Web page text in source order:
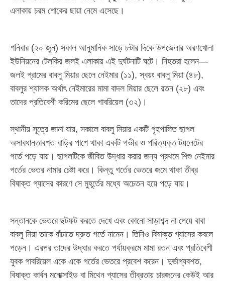
এলাকায় চরম শোকের ছায়া নেমে এসেছে।
​শনিবার (২০ জুন) সকাল আনুমানিক সাড়ে ৮টার দিকে উপজেলার অরণখোলা
ইউনিয়নের টেলকির জলই এলাকায় এই দুর্ঘটনাটি ঘটে। নিহতরা হলেন—
জলই গ্রামের বাবলু মিয়ার ছেলে নেইমার (১১), স্বয়ং বাবলু মিয়া (৪৮),
বাবলুর শ্যালক অর্থাৎ নেইমারের মামা বাদল মিয়ার ছেলে রতন (২৮) এবং
তাদের প্রতিবেশী করিমের ছেলে গাবরিয়েল (৩২)।
​স্থানীয় সূত্রে জানা যায়, সকালে বাবলু মিয়ার একটি গৃহপালিত ছাগল
অসাবধানতাবশত বাড়ির পাশে থাকা একটি গভীর ও পরিত্যক্ত টয়লেটের
গর্তে পড়ে যায়। ছাগলটিকে জীবিত উদ্ধার করার জন্য প্রথমে শিশু নেইমার
গর্তের ভেতর নামার চেষ্টা করে। কিন্তু গর্তের ভেতরে জমে থাকা তীব্র
বিষাক্ত গ্যাসের কারণে সে মুহূর্তের মধ্যে অচেতন হয়ে পড়ে যায়।
​সন্তানকে ভেতরে ছটফট করতে দেখে এবং কোনো সাড়াশব্দ না পেয়ে বাবা
বাবলু মিয়া তাকে বাঁচাতে দ্রুত গর্তে নামেন। তিনিও বিষাক্ত গ্যাসের কবলে
পড়েন। এরপর তাদের উদ্ধার করতে পর্যায়ক্রমে মামা রতন এবং প্রতিবেশী
যুবক গাবরিয়েল একে একে গর্তের ভেতরে প্রবেশ করেন। দুর্ভাগ্যবশত,
বিষাক্ত কার্বন মনোক্সাইড বা মিথেন গ্যাসের তীব্রতায় চারজনের কেউই আর